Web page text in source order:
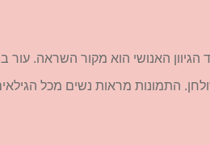
הגיוון האנושי הוא מקור השראה. עור
התמונות מראות נשים מכל